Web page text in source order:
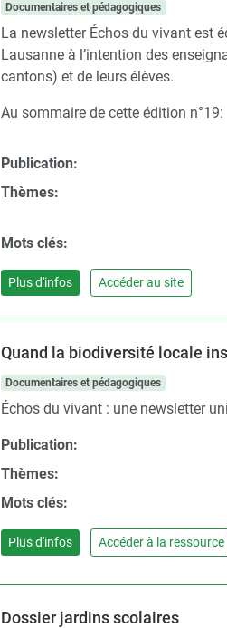
Documentaires et pédagogiques
La newsletter Échos du vivant est
Lausanne à l’intention des
cantons) et de leurs élèves.
Au sommaire de cette édition n°19:
Publication:
Thèmes:
Mots clés:
Plus d'infos Accéder au site
Quand la biodiversité locale
Documentaires et pédagogiques
Échos du vivant : une newsletter
Publication:
Thèmes:
Mots clés:
Plus d'infos Accéder à la ressource
Dossier jardins scolaires